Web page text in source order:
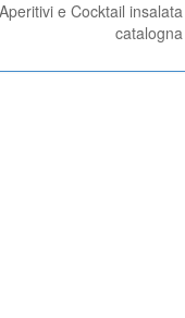
e Cocktail insalata
catalogna